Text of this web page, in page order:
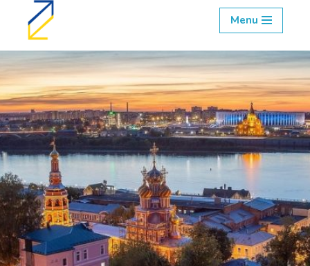
Aller
contenu
Menu